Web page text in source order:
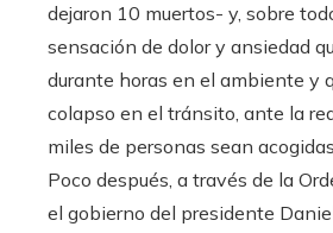
dejaron 10 muertos- y, sobre
sensación de dolor y ansiedad
durante horas en el ambiente y
colapso en el tránsito, ante la
miles de personas sean
Poco después, a través de la
el gobierno del presidente